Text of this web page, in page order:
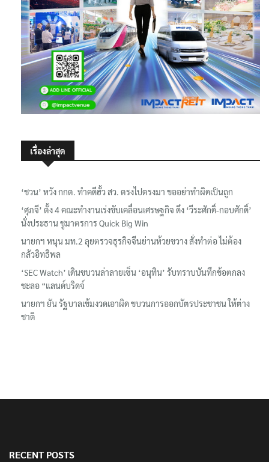
เรื่องล่าสุด
‘ชวน’ หวัง กกต. ทำคดีฮั้ว สว. ตรงไปตรงมา ขออย่าทำผิดเป็นถูก
‘ศุภจี’ ตั้ง 4 คณะทำงานเร่งขับเคลื่อนเศรษฐกิจ ดึง ‘วีระศักดิ์-กอบศักดิ์’
นั่งประธาน ชูมาตรการ Quick Big Win
นายกฯ หนุน มท.2 ลุยตรวจธุรกิจจีนย่านห้วยขวาง สั่งทำต่อ ไม่ต้อง
กลัวอิทธิพล
‘SEC Watch’ เดินขบวนล่าลายเซ็น ‘อนุทิน’ รับทราบบันทึกข้อตกลง
ชะลอ “แลนด์บริดจ์
นายกฯ ยัน รัฐบาลเข้มงวดเอาผิด ขบวนการออกบัตรประชาชน ให้ต่าง
ชาติ
RECENT POSTS